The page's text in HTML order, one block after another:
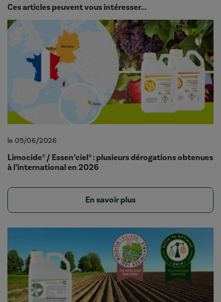
Ces articles peuvent vous intéresser...
le 05/06/2026
Limocide® / Essen’ciel® : plusieurs dérogations obtenues
à l’international en 2026
En savoir plus